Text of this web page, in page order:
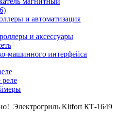
и автоматизация
и аксессуары
машинного интерфейса
Электрогриль Kitfort КТ-1649